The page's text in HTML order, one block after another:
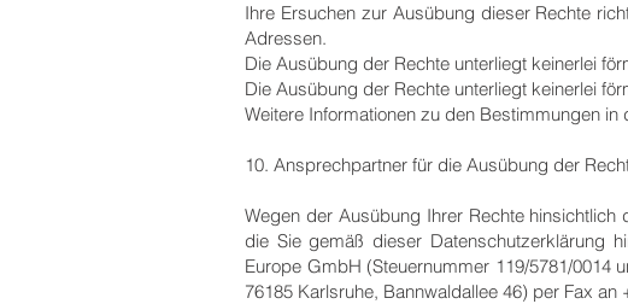
Ihre Ersuchen zur Ausübung dieser Rechte
Adressen.
Die Ausübung der Rechte unterliegt keinerlei
Die Ausübung der Rechte unterliegt keinerlei
Weitere Informationen zu den Bestimmungen
10. Ansprechpartner für die Ausübung der
Wegen der Ausübung Ihrer Rechte
die Sie gemäß dieser Datenschutzerklärung
Europe GmbH (Steuernummer 119/5781/0014
76185 Karlsruhe, Bannwaldallee 46) per Fax